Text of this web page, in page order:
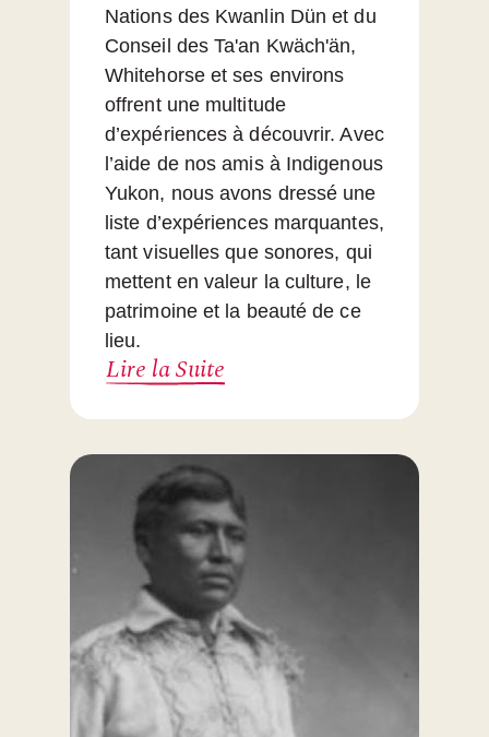
Nations des Kwanlin Dün et du
Conseil des Ta'an Kwäch'än,
Whitehorse et ses environs
offrent une multitude
d’expériences à découvrir. Avec
l’aide de nos amis à Indigenous
Yukon, nous avons dressé une
liste d’expériences marquantes,
tant visuelles que sonores, qui
mettent en valeur la culture, le
patrimoine et la beauté de ce
lieu.
Lire la Suite